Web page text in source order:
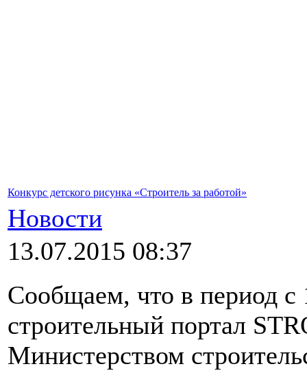
Конкурс детского рисунка «Строитель за работой»
Новости
13.07.2015 08:37
Сообщаем, что в период с
строительный портал
Министерством